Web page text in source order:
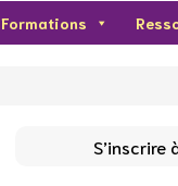
Formations
S’inscrire